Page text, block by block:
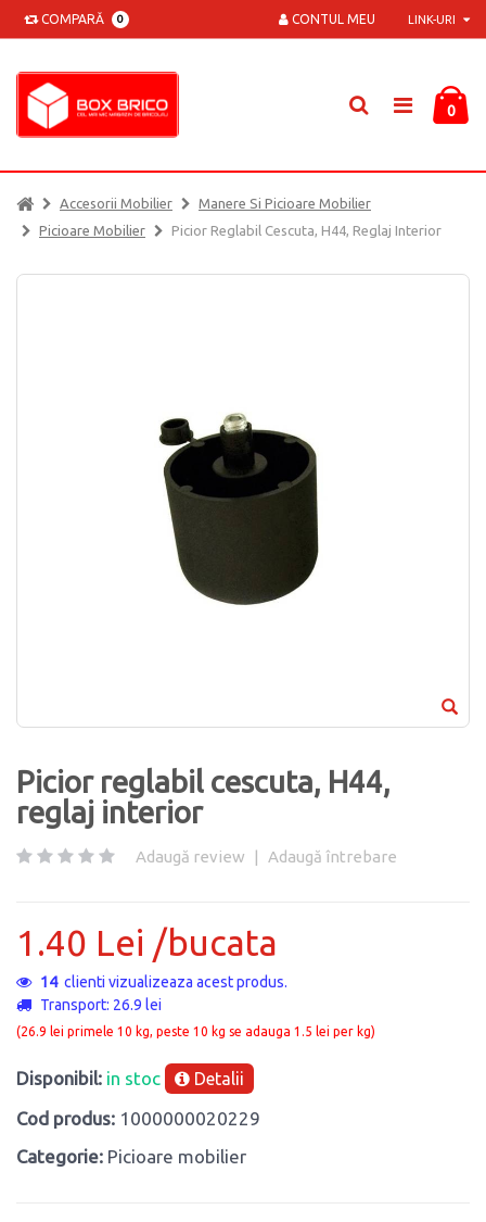
COMPARĂ 0 LINK-URI
CONTUL MEU
0
Accesorii Mobilier
Manere Si Picioare Mobilier
Picioare Mobilier
Picior Reglabil Cescuta, H44, Reglaj Interior
Picior reglabil cescuta, H44,
reglaj interior
Adaugă review | Adaugă întrebare
1.40 Lei /bucata
3clienti vizualizeaza acest produs.
Transport: 26.9 lei
(26.9 lei primele 10 kg, peste 10 kg se adauga 1.5 lei per kg)
Disponibil: in stoc Detalii
Cod produs: 1000000020229
Categorie: Picioare mobilier